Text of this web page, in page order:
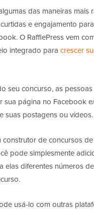
das maneiras mais
e engajamento
O RafflePress vem
integrado para crescer
seu concurso, as pessoas
sua página no Facebook
suas postagens ou vídeos.
construtor de concursos
pode simplesmente
elas diferentes números de
usá-lo com outras